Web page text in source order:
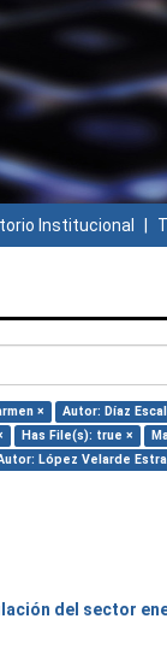
Institucional
× Autor: Díaz
Has File(s): true ×
López Velarde
del sector